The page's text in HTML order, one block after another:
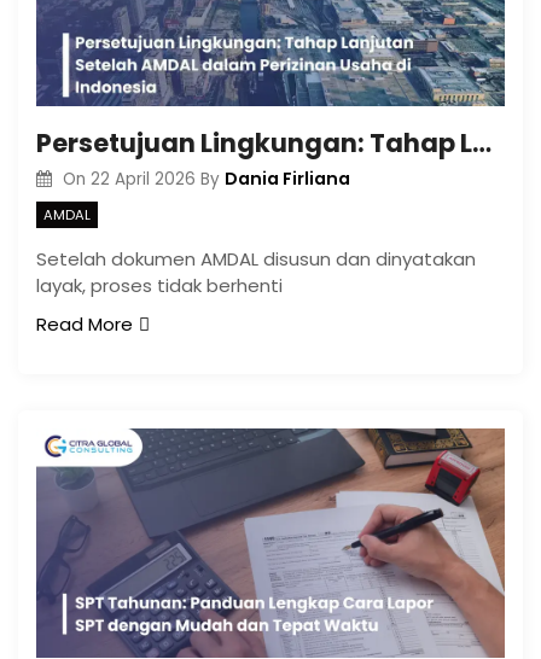
Persetujuan Lingkungan: Tahap Lanjutan Setelah AMDAL dalam Perizinan Usaha di Indonesia
On 22 April 2026 By Dania Firliana
AMDAL
Setelah dokumen AMDAL disusun dan dinyatakan
layak, proses tidak berhenti
Read More